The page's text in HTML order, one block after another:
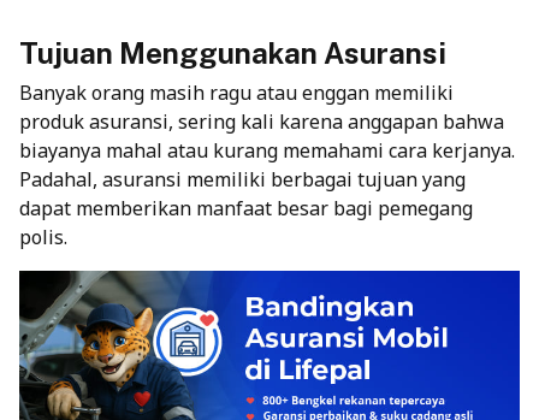
Tujuan Menggunakan Asuransi
Banyak orang masih ragu atau enggan memiliki
produk asuransi, sering kali karena anggapan bahwa
biayanya mahal atau kurang memahami cara kerjanya.
Padahal, asuransi memiliki berbagai tujuan yang
dapat memberikan manfaat besar bagi pemegang
polis.